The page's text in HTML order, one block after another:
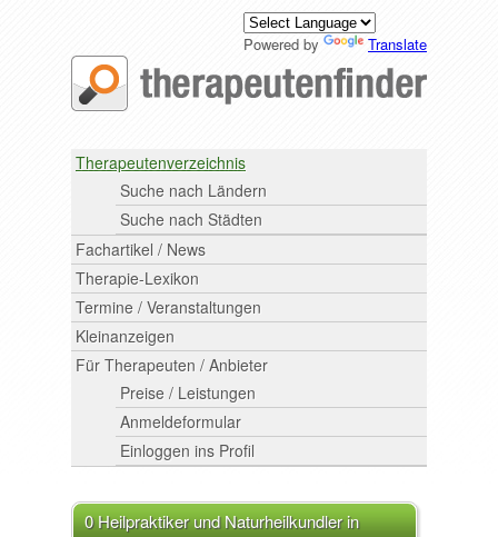
Powered by Translate
Therapeutenverzeichnis
Suche nach Ländern
Suche nach Städten
Fachartikel / News
Therapie-Lexikon
Termine / Veranstaltungen
Kleinanzeigen
Für Therapeuten / Anbieter
Preise / Leistungen
Anmeldeformular
Einloggen ins Profil
0 Heilpraktiker und Naturheilkundler in